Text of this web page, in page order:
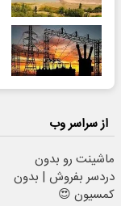
از سراسر وب
ماشینت رو بدون
دردسر بفروش | بدون
کمسیون 😍